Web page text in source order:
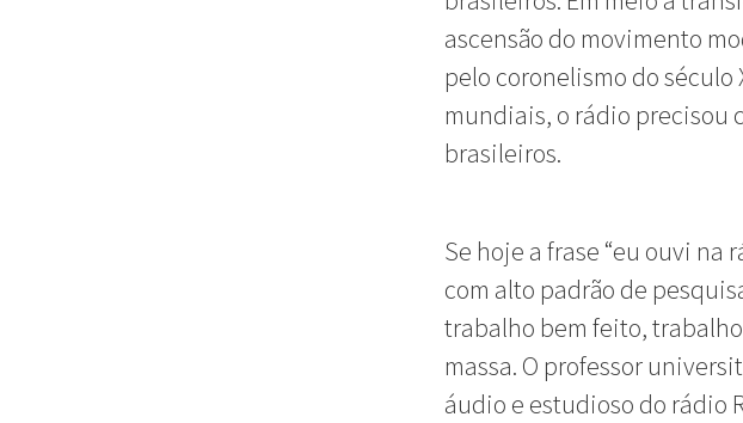
ascensão do movimento
pelo coronelismo do século
mundiais, o rádio precisou
brasileiros.
Se hoje a frase “eu ouvi
com alto padrão de
trabalho bem feito,
massa. O professor
áudio e estudioso do rádio